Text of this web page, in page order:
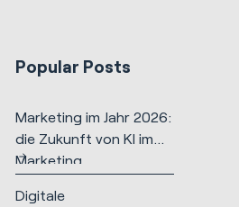
Popular Posts
Marketing im Jahr 2026:
die Zukunft von KI im
Marketing
Digitale